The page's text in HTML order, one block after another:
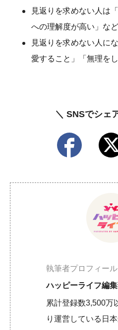
見返りを求めない人は
への理解度が高い」な
見返りを求めない人に
愛すること」「無理を
＼ SNSでシェ
執筆者プロフィール
ハッピーライフ編
累計登録数3,500万
り運営している日